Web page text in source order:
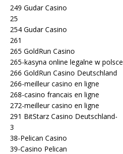
249 Gudar Casino
25
254 Gudar Casino
261
265 GoldRun Casino
265-kasyna online legalne w polsce
266 GoldRun Casino Deutschland
266-meilleur casino en ligne
268-casino francais en ligne
272-meilleur casino en ligne
291 BitStarz Casino Deutschland-
3
38-Pelican Casino
39-Casino Pelican